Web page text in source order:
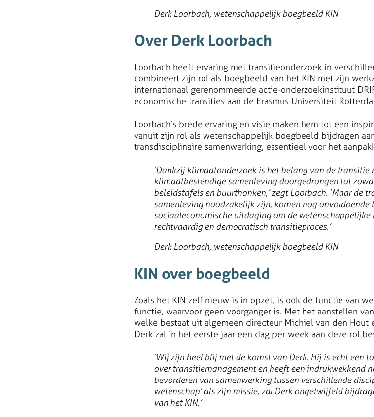
Derk Loorbach, wetenschappelijk boegbeeld KIN
Over Derk Loorbach
Loorbach heeft ervaring met transitieonderzoek in
combineert zijn rol als boegbeeld van het KIN met zijn
internationaal gerenommeerde actie-onderzoekinstituut
economische transities aan de Erasmus Universiteit
Loorbach’s brede ervaring en visie maken hem tot een
vanuit zijn rol als wetenschappelijk boegbeeld bijdragen
transdisciplinaire samenwerking, essentieel voor het
‘Dankzij klimaatonderzoek is het belang van de
klimaatbestendige samenleving doorgedrongen tot
beleidstafels en buurthonken,’ zegt Loorbach. ‘Maar de
samenleving noodzakelijk zijn, komen nog onvoldoende
sociaaleconomische uitdaging om de wetenschappelijke
rechtvaardig en democratisch transitieproces.’
Derk Loorbach, wetenschappelijk boegbeeld KIN
KIN over boegbeeld
Zoals het KIN zelf nieuw is in opzet, is ook de functie van
functie, waarvoor geen voorganger is. Met het aanstellen
welke bestaat uit algemeen directeur Michiel van den
Derk zal in het eerste jaar een dag per week aan deze rol
‘Wij zijn heel blij met de komst van Derk. Hij is echt een
over transitiemanagement en heeft een indrukwekkend
bevorderen van samenwerking tussen verschillende
wetenschap’ als zijn missie, zal Derk ongetwijfeld
van het KIN.’